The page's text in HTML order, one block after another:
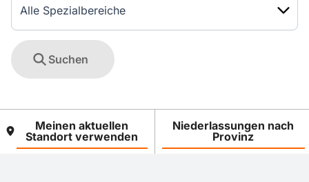
Alle Spezialbereiche
Suchen
Meinen aktuellen
Standort verwenden
Niederlassungen nach
Provinz